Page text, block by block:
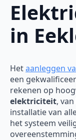
in
Hetaanleggen
een
rekenen op
elektriciteit,
installatie van
het systeem